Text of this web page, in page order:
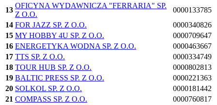
13
OFICYNA WYDAWNICZA "FERRARIA" SP.
Z O.O.
0000133785
14 FOR JAZZ SP. Z O.O.
0000340826
15 MY HOBBY 4U SP. Z O.O.
0000709647
16 ENERGETYKA WODNA SP. Z O.O.
0000463667
17 TTS SP. Z O.O.
0000334749
18 TOUR HUB SP. Z O.O.
0000802813
19 BALTIC PRESS SP. Z O.O.
0000221363
20 SOLKOL SP. Z O.O.
0000181442
21 COMPASS SP. Z O.O. 0000760817